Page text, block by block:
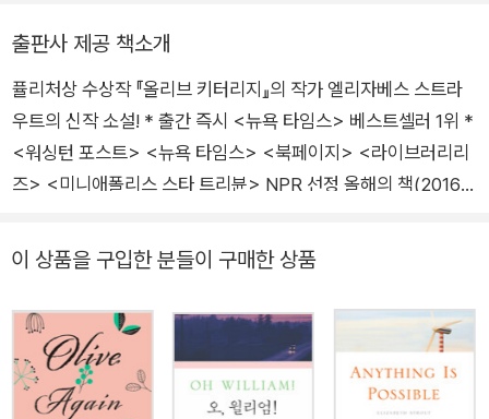
형제』 『내 이름은 루시 바턴』 『무엇이든 가능하다』, 그리고 『올리
브 키터리지』의 후속작인 『다시, 올리브』까지 꾸준히 작품 활동
을 이어가며 많은 사랑을 받았다. 2021년 발표한 『내 이름은 루
시 바턴』의 후속작 『오, 윌리엄!』으로 부커상 최종후보에 올랐고
이듬해 같은 시리즈의 최신작이자 바이러스가 퍼진 세계를 다룬
요』는 20년간 써온 소설 속 인물들이 총출동한 작품으로, 필력이
최고조에 이르렀다는 평과 함께 여성소설상 최종후보에 올랐다.
스』 『운명과 분노』 『엘리너 올리펀트는 완전 괜찮아』 『그 겨울의
앗에서 먼지로』 등이 있다.
출판사 제공 책소개
퓰리처상 수상작 『올리브 키터리지』의 작가 엘리자베스 스트라
우트의 신작 소설! * 출간 즉시 <뉴욕 타임스> 베스트셀러 1위 *
<워싱턴 포스트> <뉴욕 타임스> <북페이지> <라이브러리리
즈> <미니애폴리스 스타 트리뷴> NPR 선정 올해의 책(2016)
사려 깊은 시선으로 많은 독자들의 마음을 사로잡아온 엘리자베
을 보여주며 이를 통해 사랑과 이별, 상실과 외로움, 기쁨과 슬픔
그리고 희망 등 생의 다양한 측면을 그려냈던 『올리브 키터리지』,
애증이 교차하는 엄마와 딸 사이의 미묘한 심리를 다루면서 그들
이 맞이하는 위태로운 한 계절을 그려냈던 『에이미와 이저벨』로
이 상품을 구입한 분들이 구매한 상품